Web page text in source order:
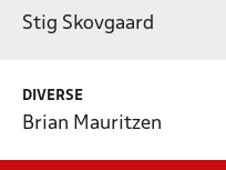
Stig Skovgaard
DIVERSE
Brian Mauritzen